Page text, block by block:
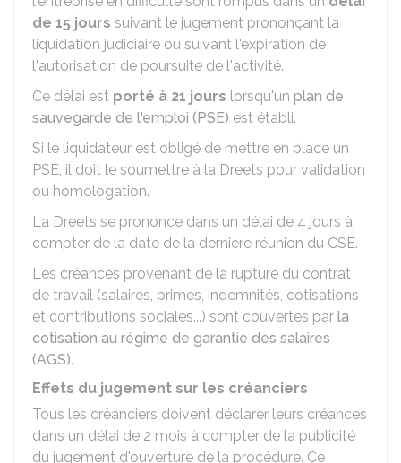
de 15 jours suivant le jugement prononçant la
liquidation judiciaire ou suivant l'expiration de
l'autorisation de poursuite de l'activité.
Ce délai est porté à 21 jours lorsqu'un plan de
sauvegarde de l'emploi (PSE) est établi.
Si le liquidateur est obligé de mettre en place un
PSE, il doit le soumettre à la Dreets pour validation
ou homologation.
La Dreets se prononce dans un délai de 4 jours à
compter de la date de la dernière réunion du CSE.
Les créances provenant de la rupture du contrat
de travail (salaires, primes, indemnités, cotisations
et contributions sociales...) sont couvertes par la
cotisation au régime de garantie des salaires
(AGS).
Effets du jugement sur les créanciers
Tous les créanciers doivent déclarer leurs créances
dans un délai de 2 mois à compter de la publicité
du jugement d'ouverture de la procédure. Ce